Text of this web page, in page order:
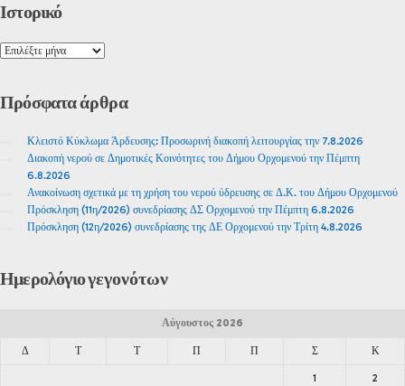
Ιστορικό
Πρόσφαταάρθρα
Κλειστό Κύκλωμα Άρδευσης: Προσωρινή διακοπή λειτουργίας την 7.8.2026
Διακοπή νερού σε Δημοτικές Κοινότητες του Δήμου Ορχομενού την Πέμπτη
6.8.2026
Ανακοίνωση σχετικά με τη χρήση του νερού ύδρευσης σε Δ.Κ. του Δήμου Ορχομενού
Πρόσκληση (11η/2026) συνεδρίασης ΔΣ Ορχομενού την Πέμπτη 6.8.2026
Πρόσκληση (12η/2026) συνεδρίασης της ΔΕ Ορχομενού την Τρίτη 4.8.2026
Ημερολόγιογεγονότων
Αύγουστος 2026
Δ Τ Τ Π Π Σ Κ
1 2